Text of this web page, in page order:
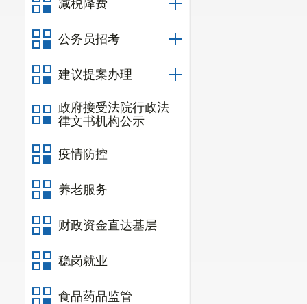
减税降费
公务员招考
建议提案办理
政府接受法院行政法
律文书机构公示
疫情防控
养老服务
财政资金直达基层
稳岗就业
食品药品监管